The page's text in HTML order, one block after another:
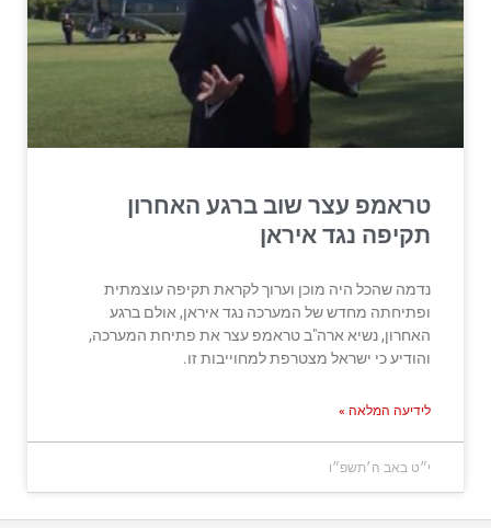
טראמפ עצר שוב ברגע האחרון
תקיפה נגד איראן
נדמה שהכל היה מוכן וערוך לקראת תקיפה עוצמתית
ופתיחתה מחדש של המערכה נגד איראן, אולם ברגע
האחרון, נשיא ארה"ב טראמפ עצר את פתיחת המערכה,
והודיע כי ישראל מצטרפת למחוייבות זו.
לידיעה המלאה »
י״ט באב ה׳תשפ״ו